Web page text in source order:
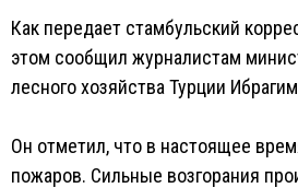
Как передает стамбульский
этом сообщил журналистам
лесного хозяйства Турции
Он отметил, что в настоящее
пожаров. Сильные возгорания